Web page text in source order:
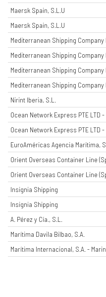
Maersk Spain, S.L.U
Maersk Spain, S.L.U
Mediterranean Shipping Company
Mediterranean Shipping Company
Mediterranean Shipping Company
Mediterranean Shipping Company
Nirint Iberia, S.L.
Ocean Network Express PTE LTD -
Ocean Network Express PTE LTD -
EuroAméricas Agencia Marítima,
Orient Overseas Container Line
Orient Overseas Container Line
Insignia Shipping
Insignia Shipping
A. Pérez y Cía., S.L.
Marítima Davila Bilbao, S.A.
Marítima Internacional, S.A. -